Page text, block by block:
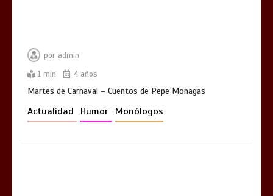
por admin
1 min
4 años
Martes de Carnaval – Cuentos de Pepe Monagas
Actualidad Humor Monólogos